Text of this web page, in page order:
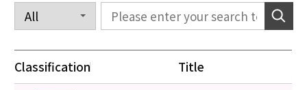
Classification Title